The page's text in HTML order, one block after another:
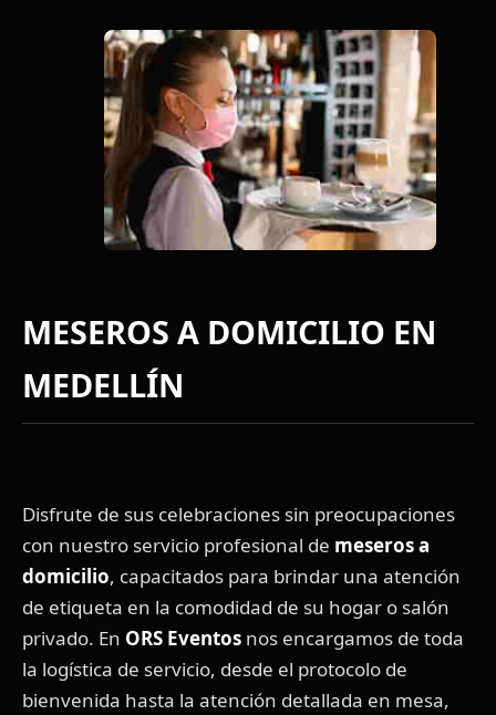
MESEROS A DOMICILIO EN
MEDELLÍN
Disfrute de sus celebraciones sin preocupaciones
con nuestro servicio profesional de meseros a
domicilio, capacitados para brindar una atención
de etiqueta en la comodidad de su hogar o salón
privado. En ORS Eventos nos encargamos de toda
la logística de servicio, desde el protocolo de
bienvenida hasta la atención detallada en mesa,